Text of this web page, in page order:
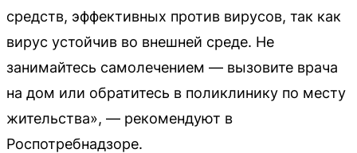
средств, эффективных против вирусов, так как
вирус устойчив во внешней среде. Не
занимайтесь самолечением — вызовите врача
на дом или обратитесь в поликлинику по месту
жительства», — рекомендуют в
Роспотребнадзоре.